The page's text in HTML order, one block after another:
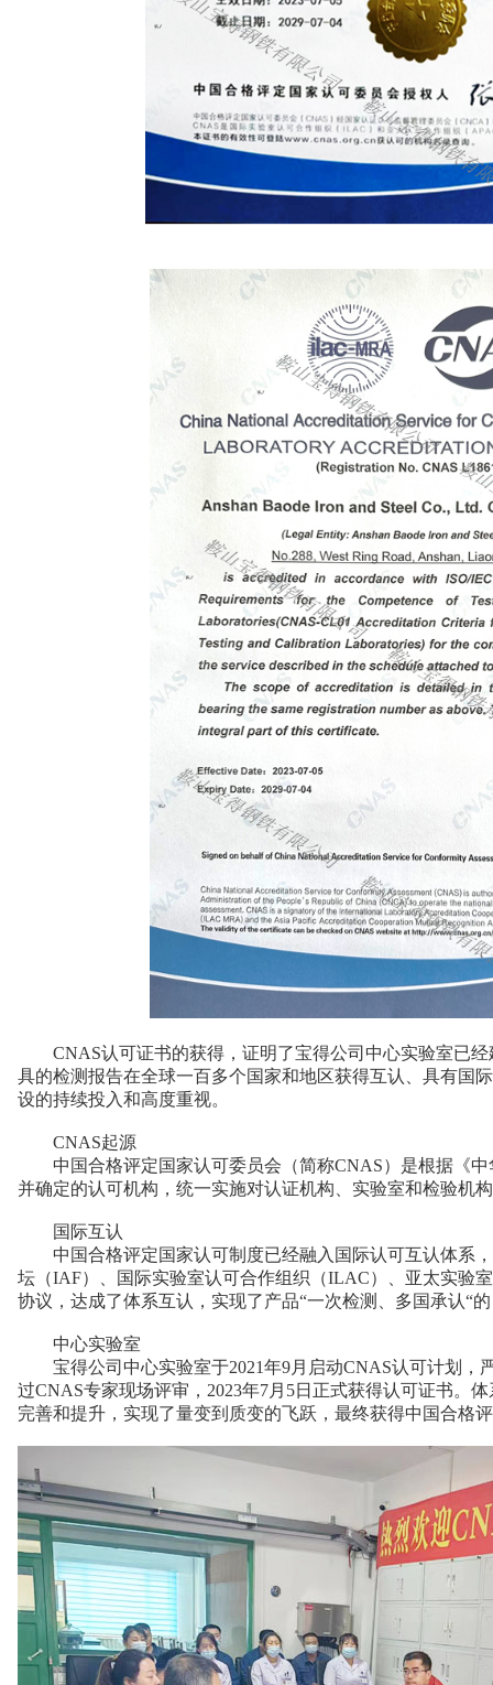
CNAS认可证书的获得，证明了宝得公司中心实验室已经
具的检测报告在全球一百多个国家和地区获得互认、具有国
设的持续投入和高度重视。
CNAS起源
中国合格评定国家认可委员会（简称CNAS）是根据《中
并确定的认可机构，统一实施对认证机构、实验室和检验机
国际互认
中国合格评定国家认可制度已经融入国际认可互认体系，
坛（IAF）、国际实验室认可合作组织（ILAC）、亚太实验
协议，达成了体系互认，实现了产品“一次检测、多国承认“
中心实验室
宝得公司中心实验室于2021年9月启动CNAS认可计划，严
过CNAS专家现场评审，2023年7月5日正式获得认可证书。
完善和提升，实现了量变到质变的飞跃，最终获得中国合格